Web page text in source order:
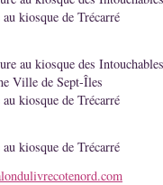
kiosque de Trécarré
au kiosque des Intouchables
Ville de Sept-Îles
kiosque de Trécarré
kiosque de Trécarré